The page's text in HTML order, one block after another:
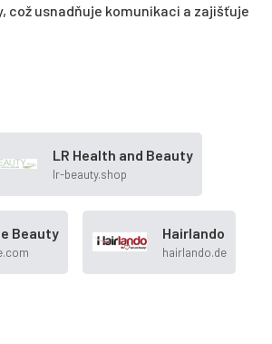
což usnadňuje komunikaci a zajišťuje
LR Health and Beauty
lr-beauty.shop
Beauty Hairlando
hairlando.de